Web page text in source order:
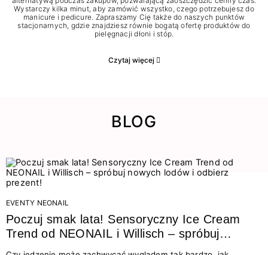
Wystarczy kilka minut, aby zamówić wszystko, czego potrzebujesz do
manicure i pedicure. Zapraszamy Cię także do naszych punktów
stacjonarnych, gdzie znajdziesz równie bogatą ofertę produktów do
pielęgnacji dłoni i stóp.
Czytaj więcej
BLOG
EVENTY NEONAIL
Poczuj smak lata! Sensoryczny Ice Cream
Trend od NEONAIL i Willisch – spróbuj
nowych lodów i odbierz prezent!